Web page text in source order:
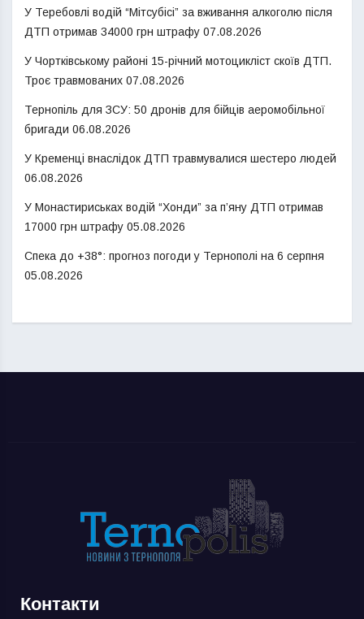
У Теребовлі водій “Мітсубісі” за вживання алкоголю після
ДТП отримав 34000 грн штрафу 07.08.2026
У Чортківському районі 15-річний мотоцикліст скоїв ДТП.
Троє травмованих 07.08.2026
Тернопіль для ЗСУ: 50 дронів для бійців аеромобільної
бригади 06.08.2026
У Кременці внаслідок ДТП травмувалися шестеро людей
06.08.2026
У Монастириськах водій “Хонди” за п’яну ДТП отримав
17000 грн штрафу 05.08.2026
Спека до +38°: прогноз погоди у Тернополі на 6 серпня
05.08.2026